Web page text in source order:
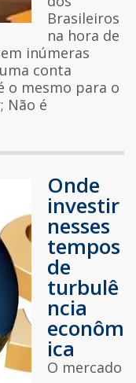
Brasileiros
na hora de
inúmeras
conta
o mesmo para o
Não é
Onde
investir
nesses
tempos
de
turbulê
ncia
econôm
ica
O mercado